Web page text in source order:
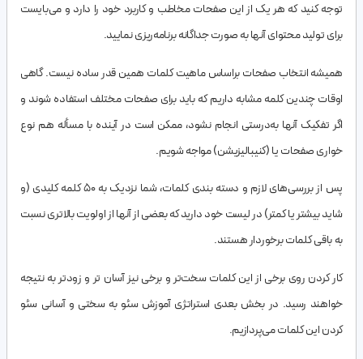
توجه کنید که هر یک از این صفحات مخاطب و کاربرد خود را دارد و می‌بایست
برای تولید محتوای آنها به صورت جداگانه برنامه‌ریزی نمایید.
همیشه انتخاب صفحات براساس ماهیت کلمات همین قدر ساده نیست. گاهی
اوقات چندین کلمه مشابه داریم که باید برای صفحات مختلف استفاده شوند و
اگر تفکیک آنها به‌درستی انجام نشود، ممکن است در آینده با مسأله هم نوع
خواری صفحات یا (کنیبالیزیشن) مواجه شویم.
پس از بررسی‌های لازم و دسته بندی کلمات، شما نزدیک به 50 کلمه کلیدی (و
شاید بیشتر یا کمتر) در لیست خود دارید که بعضی از آنها از اولویت بالاتری نسبت
به باقی کلمات برخوردار هستند.
کار کردن روی برخی از این کلمات سخت‌تر و برخی نیز آسان تر و زودتر به نتیجه
خواهند رسید. در بخش بعدی استراتژی آموزش سئو به سختی و آسانی سئو
کردن این کلمات می‌پردازیم.